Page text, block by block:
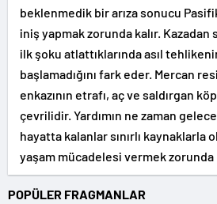
beklenmedik bir arıza sonucu
iniş yapmak zorunda kalır.
ilk şoku atlattıklarında asıl
başlamadığını fark eder. Mercan
enkazının etrafı, aç ve saldırgan
çevrilidir. Yardımın ne zaman
hayatta kalanlar sınırlı kaynaklarla
yaşam mücadelesi vermek zorunda
POPÜLER FRAGMANLAR